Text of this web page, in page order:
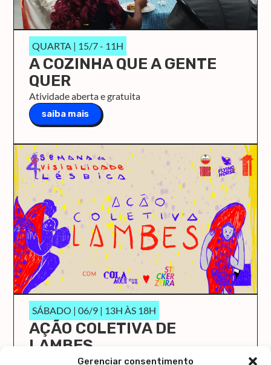
Gerenciar consentimento
QUARTA | 15/7 - 11H
A COZINHA QUE A GENTE
QUER
Atividade aberta e gratuita
saiba mais
SÁBADO | 06/9 | 13H ÀS 18H
AÇÃO COLETIVA DE
LAMBES
O Cola Aqui/Stick Here vai ocupar a Casa 1 de